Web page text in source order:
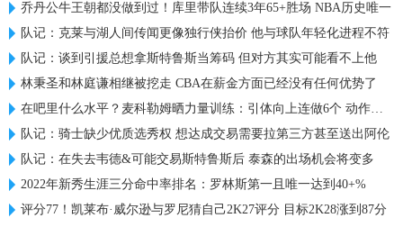
乔丹公牛王朝都没做到过！库里带队连续3年65+胜场 NBA历史唯一
队记：克莱与湖人间传闻更像独行侠抬价 他与球队年轻化进程不符
队记：谈到引援总想拿斯特鲁斯当筹码 但对方其实可能看不上他
林秉圣和林庭谦相继被挖走 CBA在薪金方面已经没有任何优势了
在吧里什么水平？麦科勒姆晒力量训练：引体向上连做6个 动作很稳
队记：骑士缺少优质选秀权 想达成交易需要拉第三方甚至送出阿伦
队记：在失去韦德&可能交易斯特鲁斯后 泰森的出场机会将变多
2022年新秀生涯三分命中率排名：罗林斯第一且唯一达到40+%
评分77！凯莱布·威尔逊与罗尼猜自己2K27评分 目标2K28涨到87分